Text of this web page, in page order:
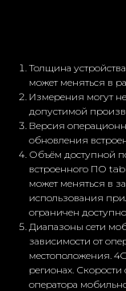
Толщина
может меняться в
Измерения могут
допустимой
Версия
обновления
Объём доступной
встроенного ПО
может меняться в
использования
ограничен
Диапазоны сети
зависимости от
местоположения.
регионах.
оператора